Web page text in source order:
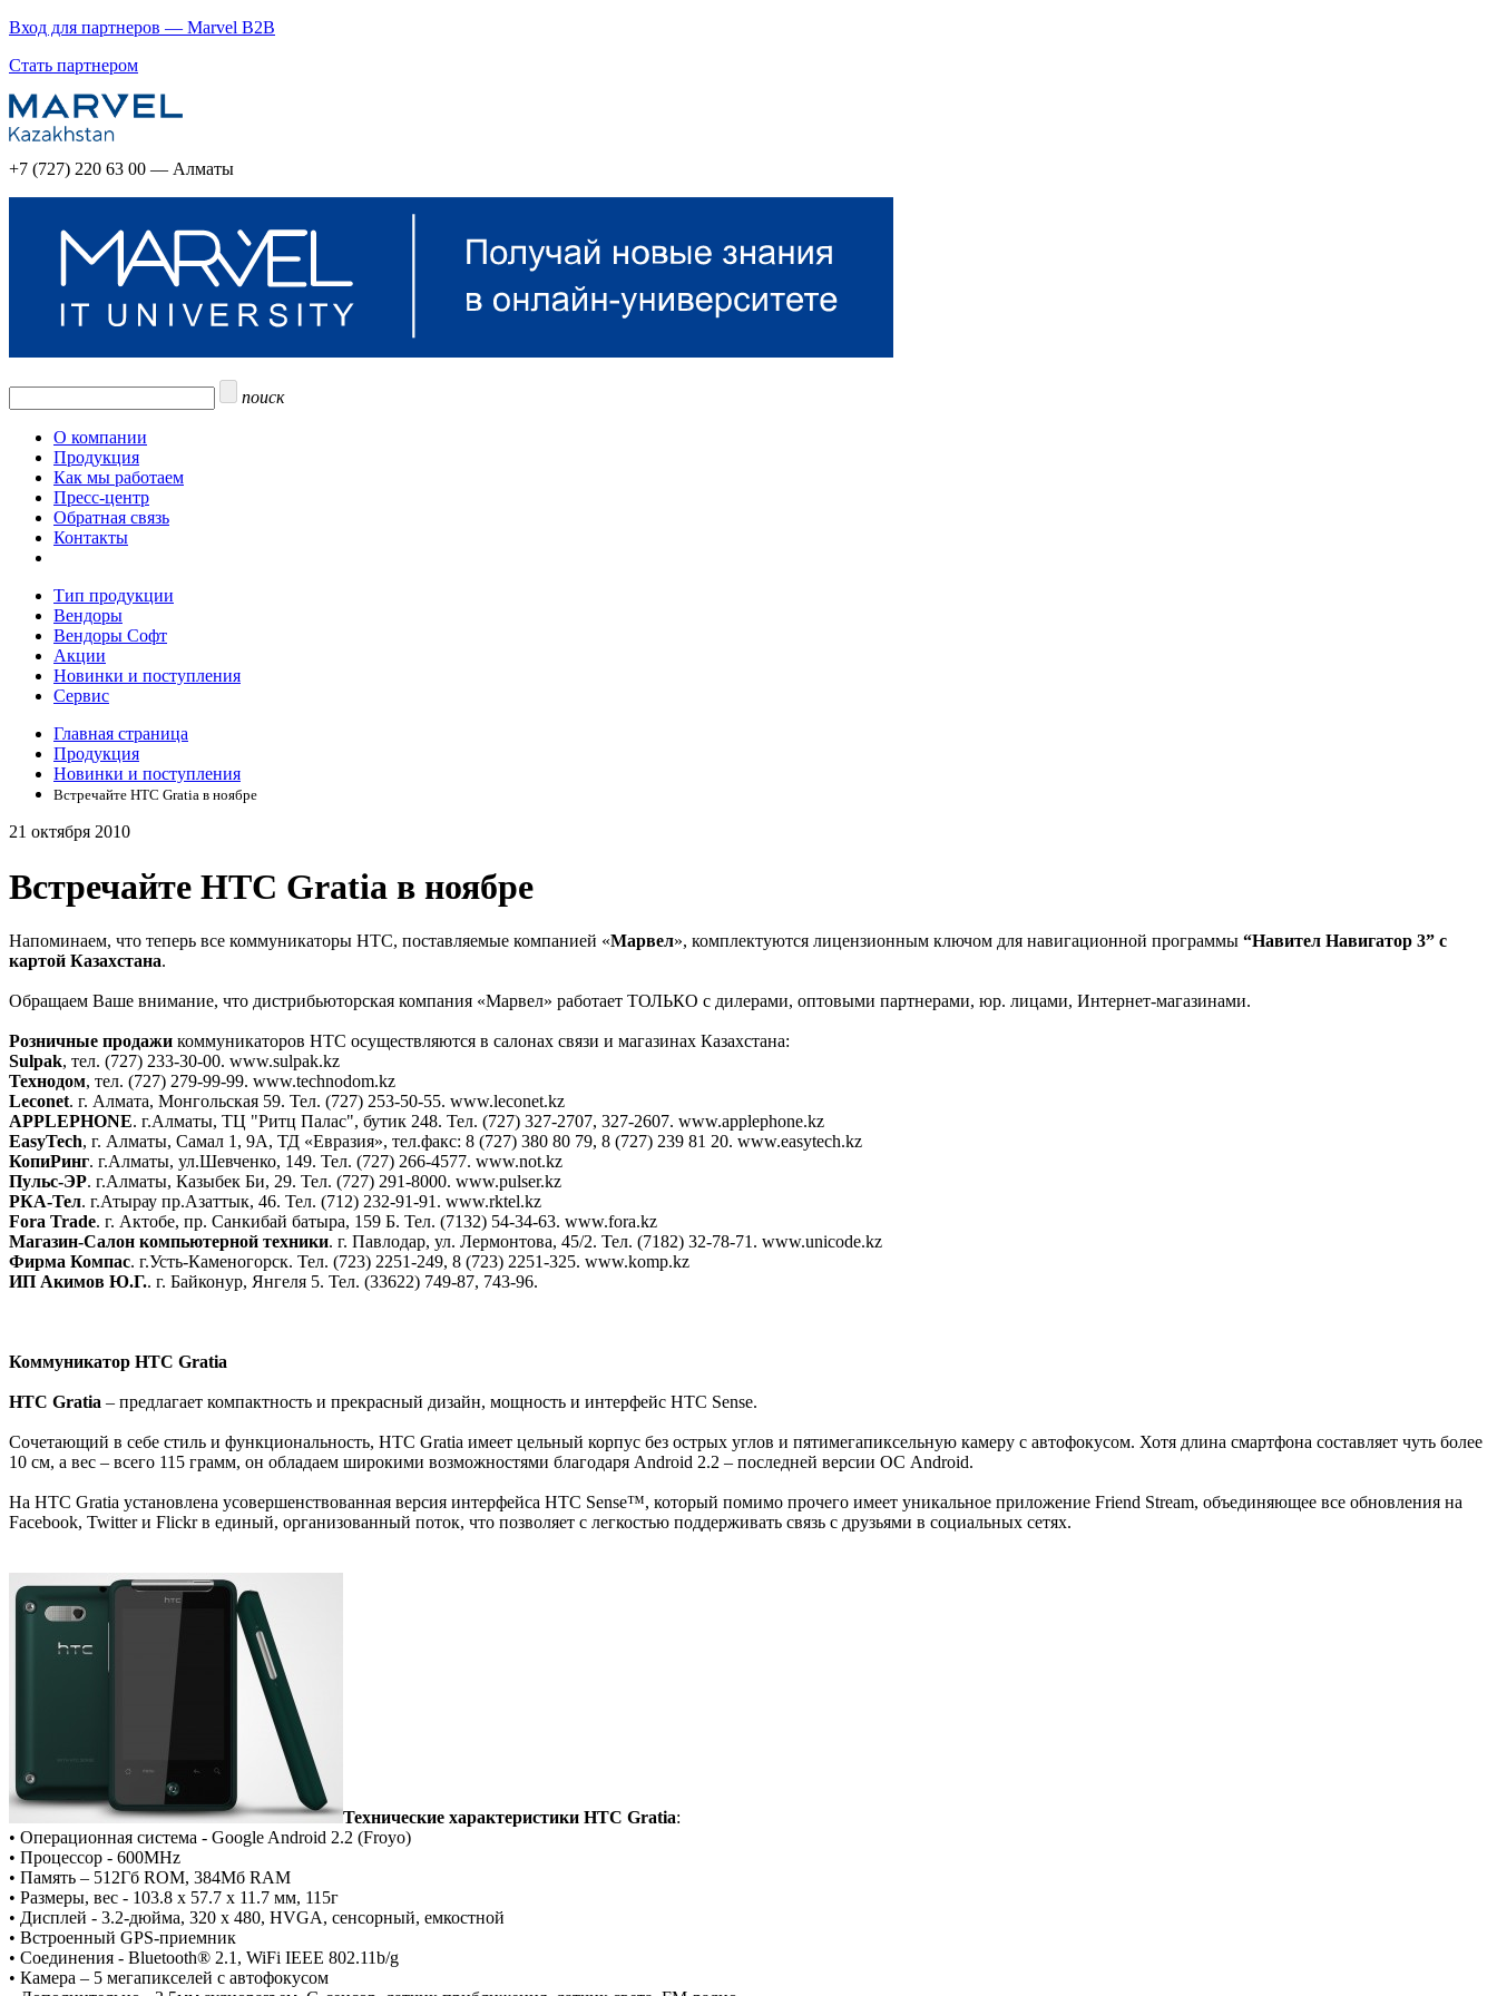
Вход для партнеров — Marvel B2B
Стать партнером
+7 (727) 220 63 00 — Алматы
поиск
О компании
Продукция
Как мы работаем
Пресс-центр
Обратная связь
Контакты
Тип продукции
Вендоры
Вендоры Софт
Акции
Новинки и поступления
Сервис
Главная страница
Продукция
Новинки и поступления
Встречайте HTC Gratia в ноябре
21 октября 2010
Встречайте HTC Gratia в ноябре
Напоминаем, что теперь все коммуникаторы HTC, поставляемые компанией «Марвел», комплектуются лицензионным ключом для навигационной программы “Навител Навигатор 3” с
картой Казахстана.
Обращаем Ваше внимание, что дистрибьюторская компания «Марвел» работает ТОЛЬКО с дилерами, оптовыми партнерами, юр. лицами, Интернет-магазинами.
Розничные продажи коммуникаторов HTC осуществляются в салонах связи и магазинах Казахстана:
Sulpak, тел. (727) 233-30-00. www.sulpak.kz
Технодом, тел. (727) 279-99-99. www.technodom.kz
Leconet. г. Алмата, Монгольская 59. Тел. (727) 253-50-55. www.leconet.kz
APPLEPHONE. г.Алматы, ТЦ "Ритц Палас", бутик 248. Тел. (727) 327-2707, 327-2607. www.applephone.kz
EasyTech, г. Алматы, Самал 1, 9А, ТД «Евразия», тел.факс: 8 (727) 380 80 79, 8 (727) 239 81 20. www.easytech.kz
КопиРинг. г.Алматы, ул.Шевченко, 149. Тел. (727) 266-4577. www.not.kz
Пульс-ЭР. г.Алматы, Казыбек Би, 29. Тел. (727) 291-8000. www.pulser.kz
РКА-Тел. г.Атырау пр.Азаттык, 46. Тел. (712) 232-91-91. www.rktel.kz
Fora Trade. г. Актобе, пр. Санкибай батыра, 159 Б. Тел. (7132) 54-34-63. www.fora.kz
Магазин-Салон компьютерной техники. г. Павлодар, ул. Лермонтова, 45/2. Тел. (7182) 32-78-71. www.unicode.kz
Фирма Компас. г.Усть-Каменогорск. Тел. (723) 2251-249, 8 (723) 2251-325. www.komp.kz
ИП Акимов Ю.Г.. г. Байконур, Янгеля 5. Тел. (33622) 749-87, 743-96.
Коммуникатор HTC Gratia
HTC Gratia – предлагает компактность и прекрасный дизайн, мощность и интерфейс HTC Sense.
Сочетающий в себе стиль и функциональность, HTC Gratia имеет цельный корпус без острых углов и пятимегапиксельную камеру с автофокусом. Хотя длина смартфона составляет чуть более
10 см, а вес – всего 115 грамм, он обладаем широкими возможностями благодаря Android 2.2 – последней версии ОС Android.
На HTC Gratia установлена усовершенствованная версия интерфейса HTC Sense™, который помимо прочего имеет уникальное приложение Friend Stream, объединяющее все обновления на
Facebook, Twitter и Flickr в единый, организованный поток, что позволяет с легкостью поддерживать связь с друзьями в социальных сетях.
Технические характеристики HTC Gratia:
• Операционная система - Google Android 2.2 (Froyo)
• Процессор - 600MHz
• Память – 512Гб ROM, 384Мб RAM
• Размеры, вес - 103.8 x 57.7 x 11.7 мм, 115г
• Дисплей - 3.2-дюйма, 320 x 480, HVGA, сенсорный, емкостной
• Встроенный GPS-приемник
• Соединения - Bluetooth® 2.1, WiFi IEEE 802.11b/g
• Камера – 5 мегапикселей c автофокусом